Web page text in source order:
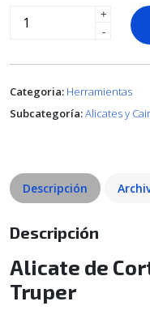
+
-
Categoria: Herramientas
Subcategoría:Alicates y
Descripción
Descripción
Alicate de
Truper